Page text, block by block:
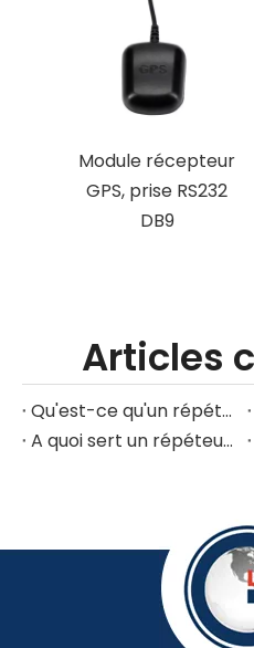
Module récepteur
GPS, prise RS232
DB9
Articles
Qu'est-ce qu'un répéteur de signal GPS ?
A quoi sert un répéteur GPS ?